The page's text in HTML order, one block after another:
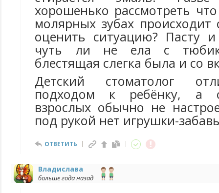
хорошенько рассмотреть
молярных зубах происходит
оценить ситуацию? Пасту
чуть ли не ела с
блестящая слегка была и со
Детский стоматолог
подходом к ребёнку, а
взрослых обычно не
под рукой нет игрушки-
ОТВЕТИТЬ
Владислава
больше года назад